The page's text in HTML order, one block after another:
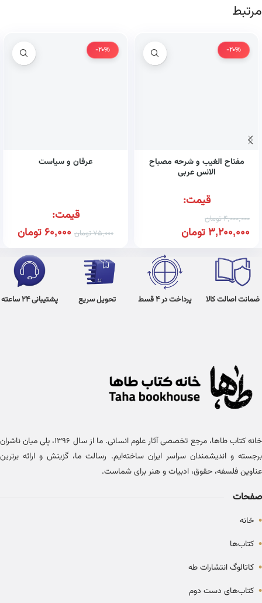
مرتبط
-20%
مفتاح الغیب و شرحه مصباح
الانس عربی
قیمت:
4,000,000تومان
3,200,000تومان
-20%
عرفان و سیاست
قیمت:
75,000تومان 60,000 تومان
ضمانت اصالت کالا پرداخت در 4 قسط تحویل سریع پشتیبانی 24 ساعته
خانه کتاب طاها، مرجع تخصصی آثار علوم انسانی. ما از سال ۱۳۹۶، پلی میان ناشران
برجسته و اندیشمندان سراسر ایران ساخته‌ایم. رسالت ما، گزینش و ارائه برترین
عناوین فلسفه، حقوق، ادبیات و هنر برای شماست.
صفحات
• خانه
• کتاب‌ها
• کاتالوگ انتشارات طه
• کتاب‌های دست دوم